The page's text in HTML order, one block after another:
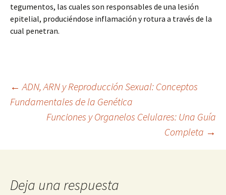
tegumentos, las cuales son responsables de una lesión
epitelial, produciéndose inflamación y rotura a través de la
cual penetran.
Navegación
entradas
← ADN, ARN y Reproducción Sexual: Conceptos
Fundamentales de la Genética
Funciones y Organelos Celulares: Una Guía
Completa →
Deja una respuesta